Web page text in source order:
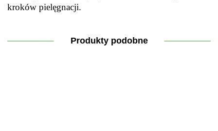
kroków pielęgnacji.
Produkty podobne